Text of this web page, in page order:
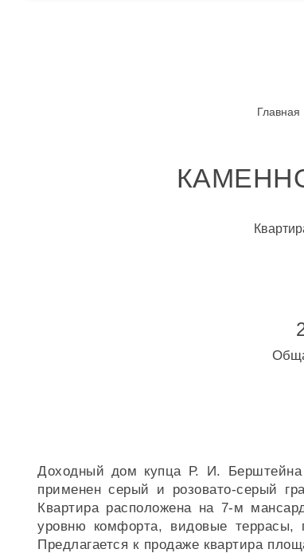
Главная
Доходный дом купца Р. И. Берштейна
применен серый и розовато-серый
Квартира расположена на 7-м
уровню комфорта, видовые террасы,
Предлагается к продаже квартира